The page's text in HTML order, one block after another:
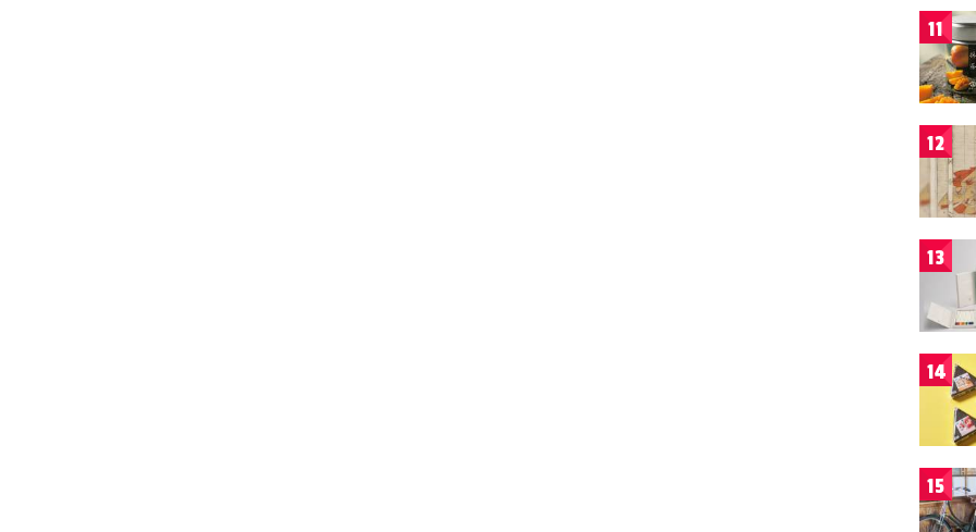
11
12
13
14
15